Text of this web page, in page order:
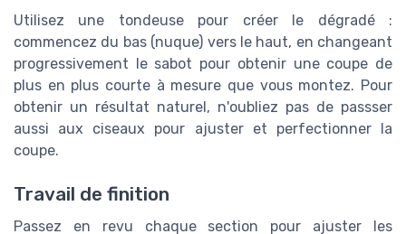
Utilisez une tondeuse pour créer le dégradé :
commencez du bas (nuque) vers le haut, en changeant
progressivement le sabot pour obtenir une coupe de
plus en plus courte à mesure que vous montez. Pour
obtenir un résultat naturel, n'oubliez pas de passser
aussi aux ciseaux pour ajuster et perfectionner la
coupe.
Travail de finition
Passez en revu chaque section pour ajuster les